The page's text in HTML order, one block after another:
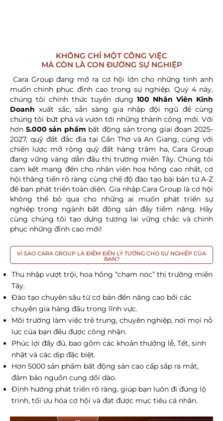
KHÔNG CHỈ MỘT CÔNG VIỆC
MÀ CÒN LÀ CON ĐƯỜNG SỰ NGHIỆP
Cara Group đang mở ra cơ hội lớn cho những tinh anh
muốn chinh phục đỉnh cao trong sự nghiệp. Quý 4 này,
chúng tôi chính thức tuyển dụng 100 Nhân Viên Kinh
Doanh xuất sắc, sẵn sàng gia nhập đội ngũ để cùng
chúng tôi bứt phá và vươn tới những thành công mới. Với
hơn 5.000 sản phẩm bất động sản trong giai đoạn 2025-
2027, quỹ đất đắc địa tại Cần Thơ và An Giang, cùng với
chiến lược mở rộng quỹ đất hàng trăm ha, Cara Group
đang vững vàng dẫn đầu thị trường miền Tây. Chúng tôi
cam kết mang đến cho nhân viên hoa hồng cao nhất, cơ
hội thăng tiến rõ ràng cùng chế độ đào tạo bài bản từ A-Z
để bạn phát triển toàn diện. Gia nhập Cara Group là cơ hội
không thể bỏ qua cho những ai muốn phát triển sự
nghiệp trong ngành bất động sản đầy tiềm năng. Hãy
cùng chúng tôi tạo dựng tương lai vững chắc và chinh
phục những đỉnh cao mới!
VÌ SAO CARA GROUP LÀ ĐIỂM ĐẾN LÝ TƯỞNG CHO SỰ NGHIỆP CỦA
BẠN?
Thu nhập vượt trội, hoa hồng “chạm nóc” thị trường miền
Tây.
Đào tạo chuyên sâu từ cơ bản đến nâng cao bởi các
chuyên gia hàng đầu trong lĩnh vực.
Môi trường làm việc trẻ trung, chuyên nghiệp, nơi mọi nỗ
lực của bạn đều được công nhận.
Phúc lợi đầy đủ, bao gồm các khoản thưởng lễ, Tết, sinh
nhật và các dịp đặc biệt.
Hơn 5000 sản phẩm bất động sản cao cấp sắp ra mắt,
đảm bảo nguồn cung dồi dào.
Định hướng phát triển rõ ràng, giúp bạn luôn đi đúng lộ
trình, tối ưu hóa cơ hội và đạt được mục tiêu cá nhân.